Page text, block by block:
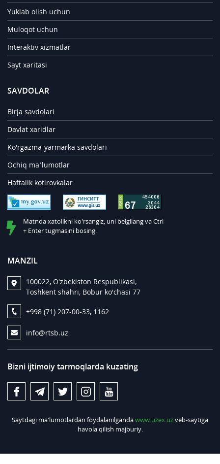
Yuklab olish uchun
Muloqot uchun
Interaktiv xizmatlar
Sayt xaritasi
SAVDOLAR
Birja savdolari
Davlat xaridlar
Ko'rgazma-yarmarka savdolari
Ochiq ma’lumotlar
Haftalik kotirovkalar
Matnda xatolikni ko'rsangiz, uni belgilang va Ctrl
+ Enter tugmasini bosing.
MANZIL
100022, O'zbekiston Respublikasi,
Toshkent shahri, Bobur ko'chasi 77
+998 (71) 207-00-33, 1162
info@rtsb.uz
Bizni ijtimoiy tarmoqlarda kuzating
Saytdagi ma'lumotlardan foydalanilgandawww.uzex.uzveb-saytiga
havola qilish majburiy.